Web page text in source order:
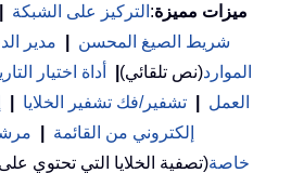
ميزات مميزة: التركيز على الشبكة
شريط الصيغ المحسن
مدير
الموارد(نص تلقائي) أداة اختيار
العمل
تشفير/فك تشفير الخلايا
إلكتروني من القائمة
خاصة(تصفية الخلايا التي تحتوي